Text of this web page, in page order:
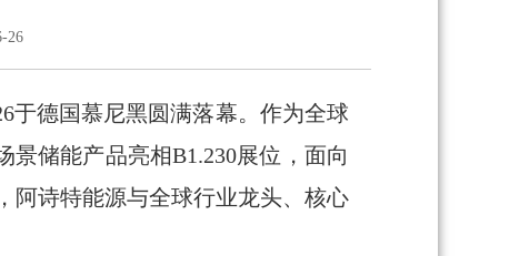
26
于德国慕尼黑圆满落幕。作为全球
储能产品亮相B1.230展位，面向
阿诗特能源与全球行业龙头、核心